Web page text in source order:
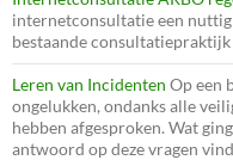
internetconsultatie een
bestaande
Leren van Incidenten Op een
ongelukken, ondanks alle
hebben afgesproken. Wat
antwoord op deze vragen